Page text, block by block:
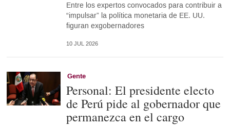
Entre los expertos convocados para contribuir a
“impulsar” la política monetaria de EE. UU.
figuran exgobernadores
10 JUL 2026
Gente
Personal: El presidente electo
de Perú pide al gobernador que
permanezca en el cargo